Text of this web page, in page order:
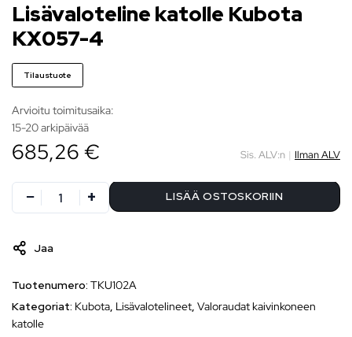
Lisävaloteline katolle Kubota
KX057-4
Tilaustuote
Arvioitu toimitusaika:
15-20 arkipäivää
685,26 € Sis. ALV:n | Ilman ALV
LISÄÄ OSTOSKORIIN
Jaa
Tuotenumero: TKU102A
Kategoriat: Kubota, Lisävalotelineet, Valoraudat kaivinkoneen
katolle